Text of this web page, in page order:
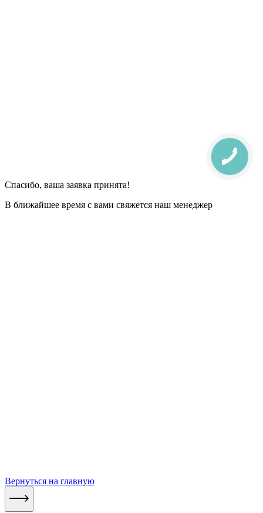
Спасибо, ваша заявка принята!
В ближайшее время с вами свяжется наш менеджер
Вернуться на главную